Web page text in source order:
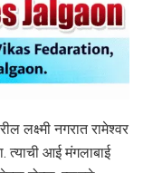
लक्ष्मी नगरात रामेश्वर
त्याची आई मंगलाबाई